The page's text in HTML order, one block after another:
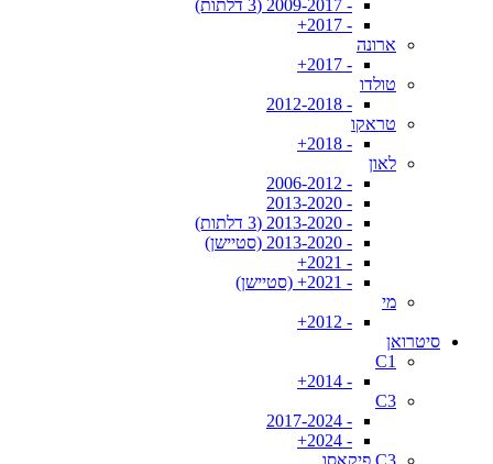
- 2009-2017 (3 דלתות)
- 2017+
ארונה
- 2017+
טולדו
- 2012-2018
טראקו
- 2018+
לאון
- 2006-2012
- 2013-2020
- 2013-2020 (3 דלתות)
- 2013-2020 (סטיישן)
- 2021+
- 2021+ (סטיישן)
מי
- 2012+
סיטרואן
C1
- 2014+
C3
- 2017-2024
- 2024+
C3 פיקאסו